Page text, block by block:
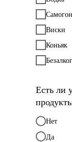
Самогон
Виски
Коньяк
Есть ли
Нет
Да